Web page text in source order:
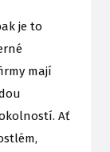
je to
mají
Ať